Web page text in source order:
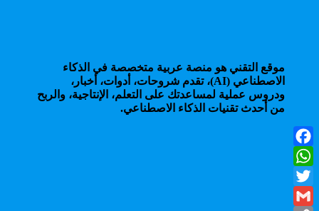
موقع التقني هو منصة عربية متخصصة في الذكاء
الاصطناعي (AI)، تقدم شروحات، أدوات، أخبار،
ودروس عملية لمساعدتك على التعلم، الإنتاجية، والربح
من أحدث تقنيات الذكاء الاصطناعي.
Facebook
WhatsApp
Twitter